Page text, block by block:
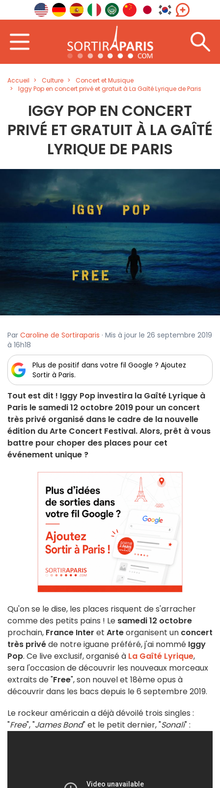
Accueil Culture
Concert et Musique
Iggy Pop en concert privé et gratuit à La Gaîté Lyrique de Paris
IGGY POP EN CONCERT
PRIVÉ ET GRATUIT À LA GAÎTÉ
LYRIQUE DE PARIS
Par Caroline de Sortiraparis · Mis à jour le 26 septembre 2019
à 16h18
Plus de positif dans votre fil Google ? Ajoutez
Sortir à Paris.
Tout est dit ! Iggy Pop investira la Gaîté Lyrique à
Paris le samedi 12 octobre 2019 pour un concert
très privé organisé dans le cadre de la nouvelle
édition du Arte Concert Festival. Alors, prêt à vous
battre pour choper des places pour cet
événement unique ?
Qu'on se le dise, les places risquent de s'arracher
comme des petits pains ! Le samedi 12 octobre
prochain, France Inter et Arteorganisent un concert
très privéde notre iguane préféré, j'ai nommé Iggy
Pop. Ce live exclusif, organisé à La Gaîté Lyrique,
sera l'occasion de découvrir les nouveaux morceaux
extraits de "Free", son nouvel et 18ème opus à
découvrir dans les bacs depuis le 6 septembre 2019.
Le rockeur américain a déjà dévoilé trois singles :
"Free", "James Bond" et le petit dernier, "Sonali" :